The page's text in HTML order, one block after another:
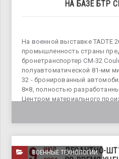
НА БАЗЕ БТР
На военной выставке TADTE
промышленность страны
бронетранспортер CM-32
полуавтоматической 81-мм
32 - бронированный
8×8, полностью
Центром материального
ВОЕННЫЕ ТЕХНОЛОГИИ
ИЮЛ
ДЕСАНТНО-